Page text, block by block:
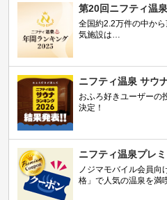
第20回ニフティ温
全国約2.2万件の中か
気施設は…
ニフティ温泉 サウ
おふろ好きユーザーの
決定！
ニフティ温泉プレ
ノジマモバイル会員
格」で人気の温泉を満